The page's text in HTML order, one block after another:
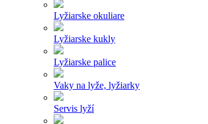
Lyžiarske okuliare
Lyžiarske kukly
Lyžiarske palice
Vaky na lyže, lyžiarky
Servis lyží